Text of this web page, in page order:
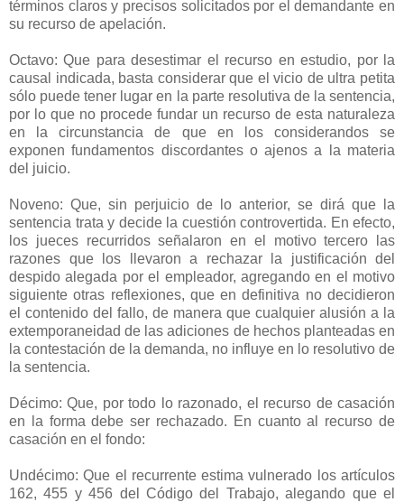
términos claros y precisos solicitados por el demandante en
su recurso de apelación.
Octavo: Que para desestimar el recurso en estudio, por la
causal indicada, basta considerar que el vicio de ultra petita
sólo puede tener lugar en la parte resolutiva de la sentencia,
por lo que no procede fundar un recurso de esta naturaleza
en la circunstancia de que en los considerandos se
exponen fundamentos discordantes o ajenos a la materia
del juicio.
Noveno: Que, sin perjuicio de lo anterior, se dirá que la
sentencia trata y decide la cuestión controvertida. En efecto,
los jueces recurridos señalaron en el motivo tercero las
razones que los llevaron a rechazar la justificación del
despido alegada por el empleador, agregando en el motivo
siguiente otras reflexiones, que en definitiva no decidieron
el contenido del fallo, de manera que cualquier alusión a la
extemporaneidad de las adiciones de hechos planteadas en
la contestación de la demanda, no influye en lo resolutivo de
la sentencia.
Décimo: Que, por todo lo razonado, el recurso de casación
en la forma debe ser rechazado. En cuanto al recurso de
casación en el fondo:
Undécimo: Que el recurrente estima vulnerado los artículos
162, 455 y 456 del Código del Trabajo, alegando que el